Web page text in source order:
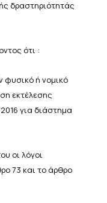
δραστηριότητάς
ότι :
φυσικό ή νομικό
εκτέλεσης
για διάστημα
οι λόγοι
73 και το άρθρο